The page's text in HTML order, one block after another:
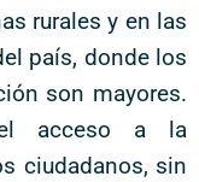
rurales y en las
país, donde los
son mayores.
el acceso a la
ciudadanos, sin